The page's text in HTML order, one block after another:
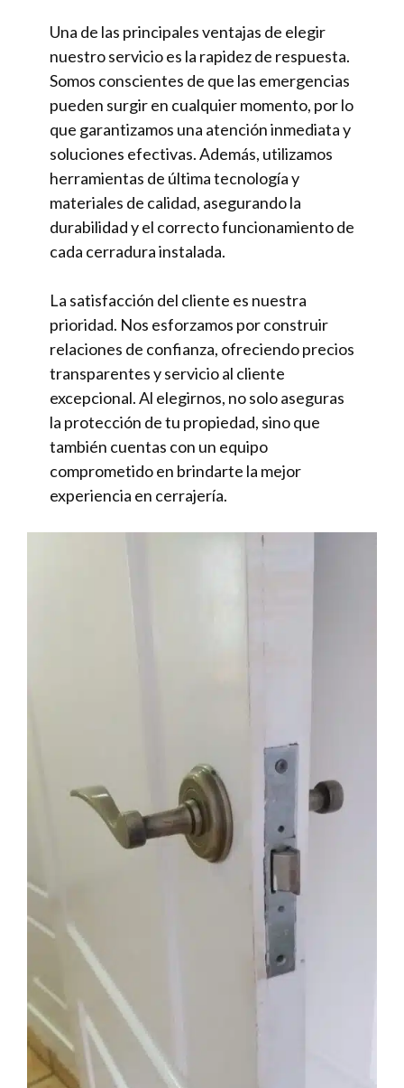
Una de las principales ventajas de elegir
nuestro servicio es la rapidez de respuesta.
Somos conscientes de que las emergencias
pueden surgir en cualquier momento, por lo
que garantizamos una atención inmediata y
soluciones efectivas. Además, utilizamos
herramientas de última tecnología y
materiales de calidad, asegurando la
durabilidad y el correcto funcionamiento de
cada cerradura instalada.
La satisfacción del cliente es nuestra
prioridad. Nos esforzamos por construir
relaciones de confianza, ofreciendo precios
transparentes y servicio al cliente
excepcional. Al elegirnos, no solo aseguras
la protección de tu propiedad, sino que
también cuentas con un equipo
comprometido en brindarte la mejor
experiencia en cerrajería.